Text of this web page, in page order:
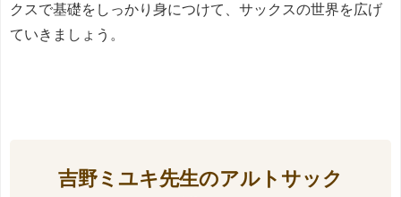
クスで基礎をしっかり身につけて、サックスの世界を広げ
ていきましょう。
吉野ミユキ先生のアルトサック